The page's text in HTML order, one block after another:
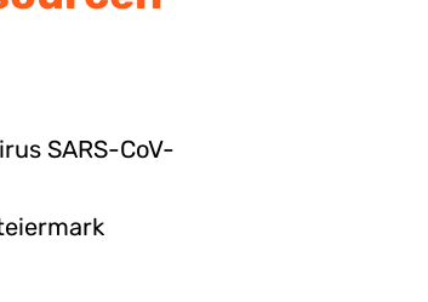
SARS-CoV-